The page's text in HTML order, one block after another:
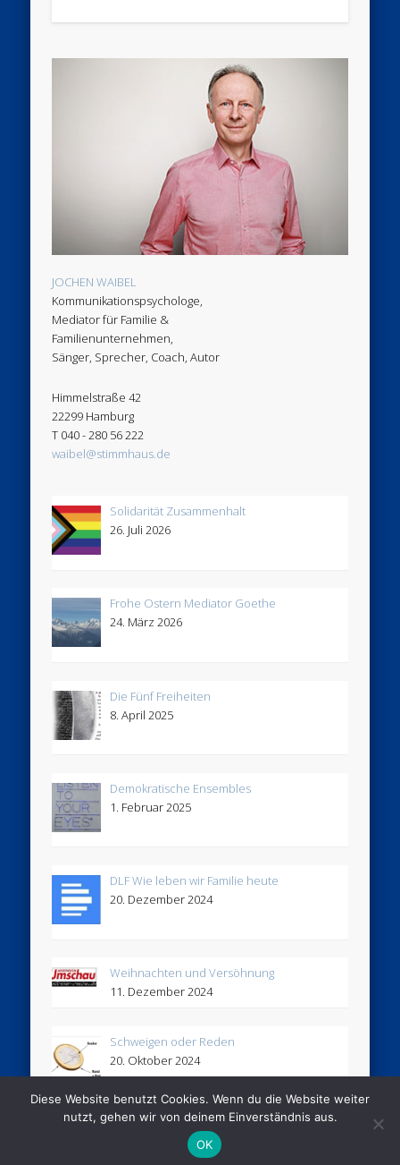
JOCHEN WAIBEL
Kommunikationspsychologe,
Mediator für Familie &
Familienunternehmen,
Sänger, Sprecher, Coach, Autor
Himmelstraße 42
22299 Hamburg
T 040 - 280 56 222
waibel@stimmhaus.de
Solidarität Zusammenhalt
26. Juli 2026
Frohe Ostern Mediator Goethe
24. März 2026
Die Fünf Freiheiten
8. April 2025
Demokratische Ensembles
1. Februar 2025
DLF Wie leben wir Familie heute
20. Dezember 2024
Weihnachten und Versöhnung
11. Dezember 2024
Schweigen oder Reden
20. Oktober 2024
Pinboard Themeby
Diese Website benutzt Cookies. Wenn du die Website weiter
nutzt, gehen wir von deinem Einverständnis aus.
OK